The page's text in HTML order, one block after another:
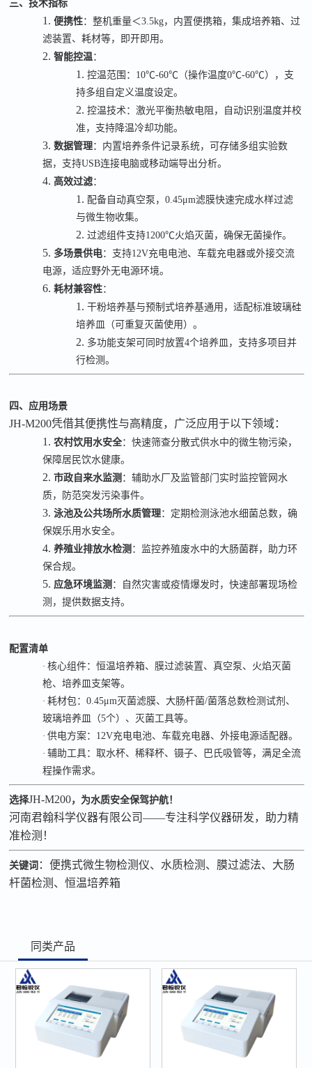
三、技术指标
1.便携性：整机重量＜3.5kg，内置便携箱，集成培养箱、过
滤装置、耗材等，即开即用。
2.智能控温：
1.控温范围： 10℃-60℃ （操作温度0℃-60℃），支
持多组自定义温度设定。
2.控温技术：激光平衡热敏电阻，自动识别温度并校
准，支持降温冷却功能。
3.数据管理：内置培养条件记录系统，可存储多组实验数
据，支持USB连接电脑或移动端导出分析。
4.高效过滤：
1.配备自动真空泵，0.45μm滤膜快速完成水样过滤
与微生物收集。
2.过滤组件支持1200℃火焰灭菌，确保无菌操作。
5. 多场景供电：支持12V充电电池、车载充电器或外接交流
电源，适应野外无电源环境。
6.耗材兼容性：
1.干粉培养基与预制式培养基通用，适配标准玻璃硅
培养皿（可重复灭菌使用）。
2. 多功能支架可同时放置4个培养皿，支持多项目并
行检测。
四、应用场景
JH-M200凭借其便携性与高精度，广泛应用于以下领域：
1.农村饮用水安全：快速筛查分散式供水中的微生物污染，
保障居民饮水健康。
2.市政自来水监测 ：辅助水厂及监管部门实时监控管网水
质，防范突发污染事件。
3.泳池及公共场所水质管理：定期检测泳池水细菌总数，确
保娱乐用水安全。
4.养殖业排放水检测 ：监控养殖废水中的大肠菌群，助力环
保合规。
5. 应急环境监测 ：自然灾害或疫情爆发时，快速部署现场检
测，提供数据支持。
配置清单
·核心组件：恒温培养箱、膜过滤装置、真空泵、火焰灭菌
枪、培养皿支架等。
·耗材包：0.45μm灭菌滤膜、大肠杆菌/菌落总数检测试剂、
玻璃培养皿（5个）、灭菌工具等。
·供电方案： 12V充电电池、车载充电器、外接电源适配器。
·辅助工具：取水杯、稀释杯、镊子、巴氏吸管等，满足全流
程操作需求。
选择JH-M200，为水质安全保驾护航！
河南君翰科学仪器有限公司——专注科学仪器研发，助力精
准检测！
关键词 ：便携式微生物检测仪、水质检测、膜过滤法、大肠
杆菌检测、恒温培养箱
同类产品